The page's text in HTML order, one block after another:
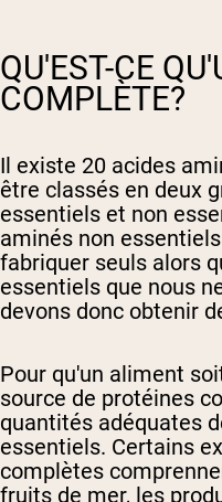
QU'EST-CE
COMPLÈTE?
Il existe 20 acides
être classés en deux
essentiels et non
aminés non
fabriquer seuls alors
essentiels que nous
devons donc obtenir
Pour qu'un aliment
source de protéines
quantités adéquates
essentiels. Certains
complètes
fruits de mer, les